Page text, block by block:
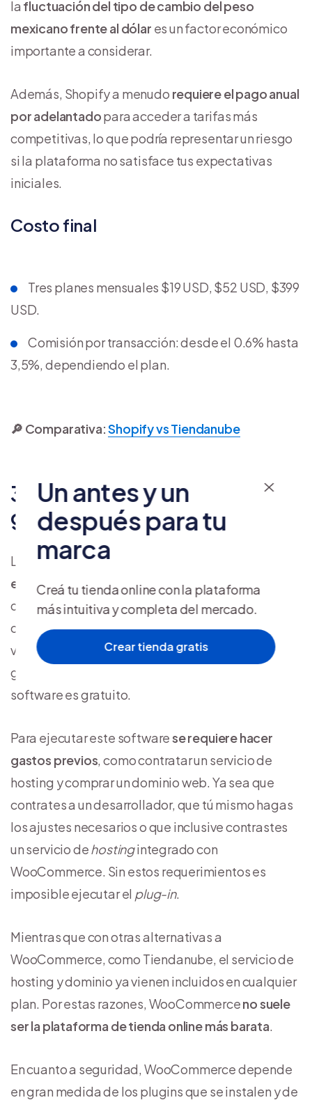
la fluctuación del tipo de cambio del peso
mexicano frente al dólar es un factor económico
importante a considerar.
Además, Shopify a menudo requiere el pago anual
por adelantadopara acceder a tarifas más
competitivas, lo que podría representar un riesgo
si la plataforma no satisface tus expectativas
iniciales.
Costo final
Tres planes mensuales $19 USD, $52 USD, $399
USD.
Comisión por transacción: desde el 0.6% hasta
3,5%, dependiendo el plan.
🔎 Comparativa:Shopify vs Tiendanube
3. WooCommerce – software
gratuito y costos adicionales
La plataforma de e-commerce de código abierto
es una de las más populares a nivel mundial
debido a su flexibilidad, personalización y gran
comunidad de usuarios. Sin embargo, muchas
veces se confunde que esta plataforma es
gratuita, ya que el empleo y descarga del
software es gratuito.
Para ejecutar este softwarese requiere hacer
gastos previos , como contratar un servicio de
hosting y comprar un dominio web. Ya sea que
contrates a un desarrollador, que tú mismo hagas
los ajustes necesarios o que inclusive contrastes
un servicio de hostingintegrado con
WooCommerce. Sin estos requerimientos es
imposible ejecutar el plug-in.
Mientras que con otras alternativas a
WooCommerce, como Tiendanube, el servicio de
hosting y dominio ya vienen incluidos en cualquier
plan. Por estas razones, WooCommerceno suele
ser la plataforma de tienda online más barata
En cuanto a seguridad, WooCommerce depende
en gran medida de los plugins que se instalen y de
Un antes y un
después para tu
marca
Creá tu tienda online con la plataforma
más intuitiva y completa del mercado.
Crear tienda gratis